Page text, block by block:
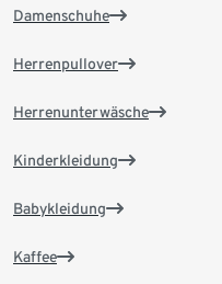
Damenschuhe
Herrenpullover
Herrenunterwäsche
Kinderkleidung
Babykleidung
Kaffee